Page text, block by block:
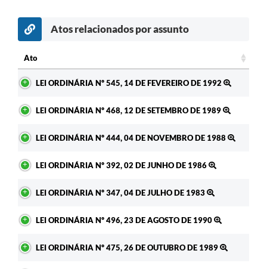
Atos relacionados por assunto
Ato
LEI ORDINÁRIA Nº 545, 14 DE FEVEREIRO DE 1992
LEI ORDINÁRIA Nº 468, 12 DE SETEMBRO DE 1989
LEI ORDINÁRIA Nº 444, 04 DE NOVEMBRO DE 1988
LEI ORDINÁRIA Nº 392, 02 DE JUNHO DE 1986
LEI ORDINÁRIA Nº 347, 04 DE JULHO DE 1983
LEI ORDINÁRIA Nº 496, 23 DE AGOSTO DE 1990
LEI ORDINÁRIA Nº 475, 26 DE OUTUBRO DE 1989